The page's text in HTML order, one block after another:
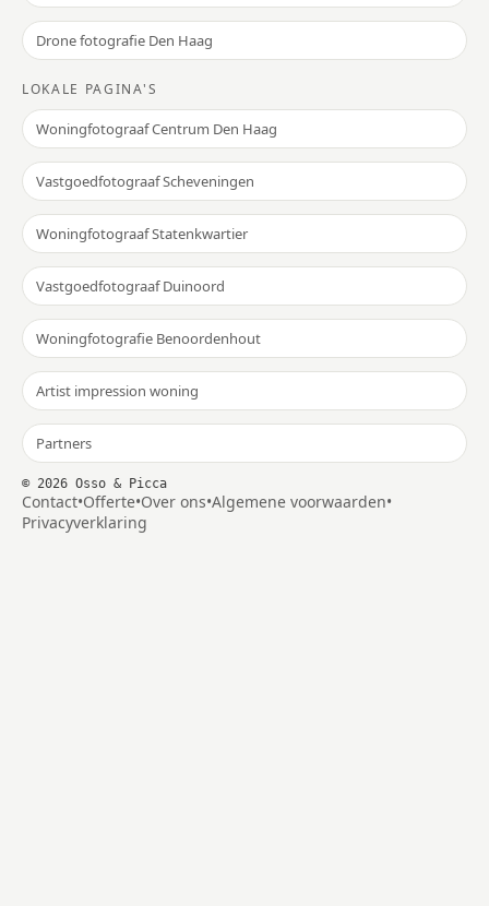
Drone fotografie Den Haag
LOKALE PAGINA'S
Woningfotograaf Centrum Den Haag
Vastgoedfotograaf Scheveningen
Woningfotograaf Statenkwartier
Vastgoedfotograaf Duinoord
Woningfotografie Benoordenhout
Artist impression woning
Partners
© 2026 Osso & Picca
Contact•Offerte•Over ons•Algemene voorwaarden•
Privacyverklaring